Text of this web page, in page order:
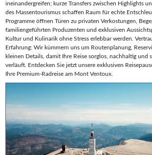
ineinandergreifen; kurze Transfers zwischen Highlights
des Massentourismus schaffen Raum für echte
Programme öffnen Türen zu privaten Verkostungen,
familiengeführten Produzenten und exklusiven
Kultur und Kulinarik ohne Stress erlebbar werden.
Erfahrung: Wir kümmern uns um Routenplanung,
kleinen Details, damit Ihre Reise sorglos, nachhaltig und
verläuft. Entdecken Sie jetzt unsere exklusiven
Ihre Premium‑Radreise am Mont Ventoux.